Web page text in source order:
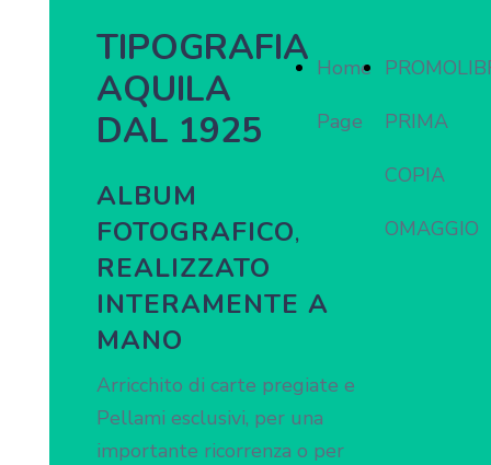
Home
Page PRIMA
COPIA
OMAGGIO
TIPOGRAFIA
AQUILA
DAL 1925
ALBUM
FOTOGRAFICO,
REALIZZATO
INTERAMENTE A
MANO
Arricchito di carte pregiate e
Pellami esclusivi, per una
importante ricorrenza o per